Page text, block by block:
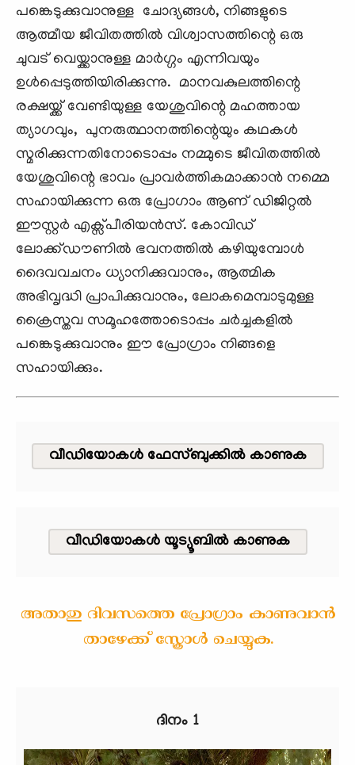
പങ്കെടുക്കുവാനുള്ള ചോദ്യങ്ങൾ, നിങ്ങളുടെ
ആത്മീയ ജീവിതത്തിൽ വിശ്വാസത്തിന്റെ ഒരു
ചുവട് വെയ്ക്കാനുള്ള മാർഗ്ഗം എന്നിവയും
ഉൾപ്പെടുത്തിയിരിക്കുന്നു. മാനവകുലത്തിന്റെ
രക്ഷയ്ക്ക് വേണ്ടിയുള്ള യേശുവിന്റെ മഹത്തായ
ത്യാഗവും, പുനരുത്ഥാനത്തിന്റെയും കഥകൾ
സ്മരിക്കുന്നതിനോടൊപ്പം നമ്മുടെ ജീവിതത്തിൽ
യേശുവിന്റെ ഭാവം പ്രാവർത്തികമാക്കാൻ നമ്മെ
സഹായിക്കുന്ന ഒരു പ്രോഗാം ആണ് ഡിജിറ്റൽ
ഈസ്റ്റർ എക്സ്പീരിയൻസ്. കോവിഡ്
ലോക്ക്ഡൗണിൽ ഭവനത്തിൽ കഴിയുമ്പോൾ
ദൈവവചനം ധ്യാനിക്കുവാനും, ആത്മിക
അഭിവൃദ്ധി പ്രാപിക്കുവാനും, ലോകമെമ്പാടുമുള്ള
ക്രൈസ്തവ സമൂഹത്തോടൊപ്പം ചർച്ചകളിൽ
പങ്കെടുക്കുവാനും ഈ പ്രോഗ്രാം നിങ്ങളെ
സഹായിക്കും.
വീഡിയോകള്‍ ഫേസ്ബുക്കില്‍ കാണുക
വീഡിയോകള്‍ യൂട്യൂബിൽ കാണുക
അതാതു ദിവസത്തെ പ്രോഗ്രാം കാണുവാൻ
താഴേക്ക് സ്ക്രോൾ ചെയ്യുക.
ദിനം 1